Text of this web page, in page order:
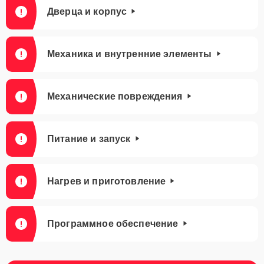
Дверца и корпус
Механика и внутренние элементы
Механические повреждения
Питание и запуск
Нагрев и приготовление
Программное обеспечение